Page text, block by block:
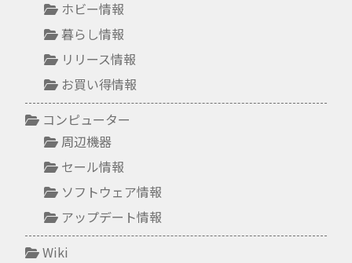
ホビー情報
暮らし情報
リリース情報
お買い得情報
コンピューター
周辺機器
セール情報
ソフトウェア情報
アップデート情報
Wiki